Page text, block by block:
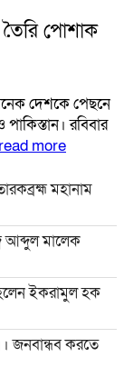
তৈরি পোশাক
দেশকে পেছনে
রবিবার
read more
মহানাম
আব্দুল মালেক
ইকরামুল হক
জনবান্ধব করতে